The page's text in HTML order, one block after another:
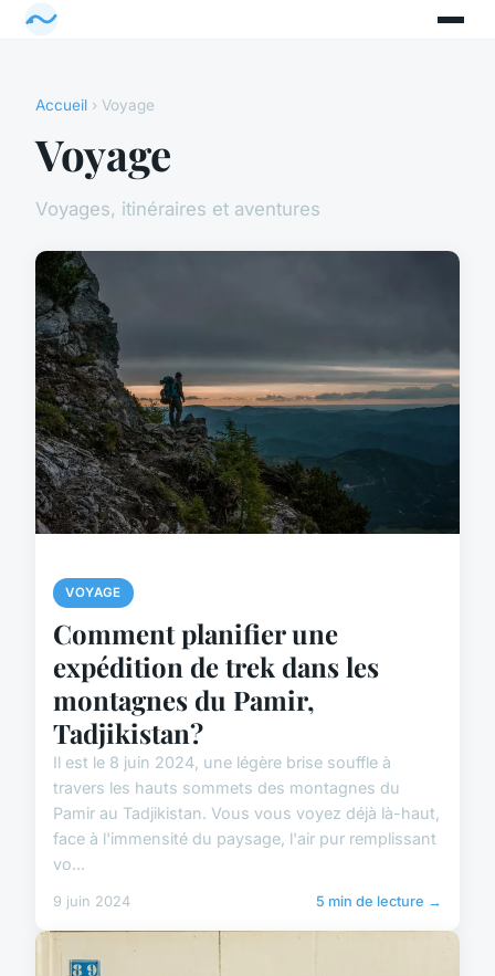
Accueil › Voyage
Voyage
Voyages, itinéraires et aventures
VOYAGE
Comment planifier une
expédition de trek dans les
montagnes du Pamir,
Tadjikistan?
Il est le 8 juin 2024, une légère brise souffle à
travers les hauts sommets des montagnes du
Pamir au Tadjikistan. Vous vous voyez déjà là-haut,
face à l'immensité du paysage, l'air pur remplissant
vo...
9 juin 2024 5 min de lecture →